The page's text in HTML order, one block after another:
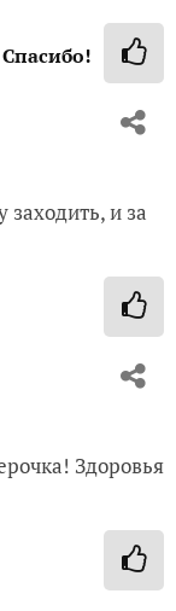
Спасибо!
заходить, и за
Здоровья